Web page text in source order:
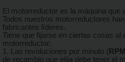
El motorreductor es la máquina que
Todos nuestros motorreductores
fabricantes líderes.
Tiene que fijarse en ciertas cosas al
motorreductor:
1. Las revoluciones por minuto ( RPM
de recambio que elija debe tener el